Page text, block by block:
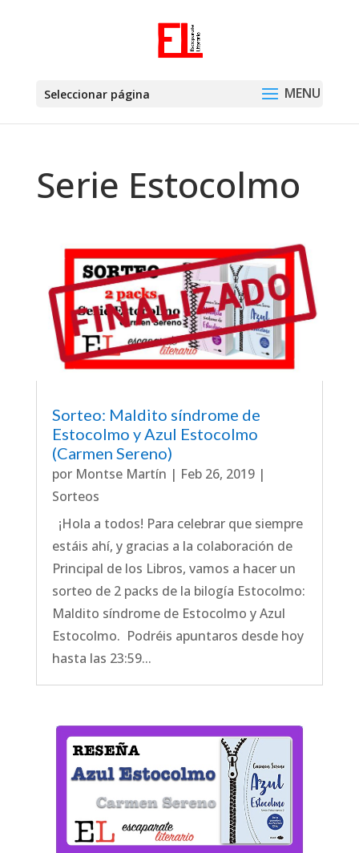
Seleccionar página
Serie Estocolmo
Sorteo: Maldito síndrome de
Estocolmo y Azul Estocolmo
(Carmen Sereno)
por Montse Martín | Feb 26, 2019|
Sorteos
¡Hola a todos! Para celebrar que siempre
estáis ahí, y gracias a la colaboración de
Principal de los Libros, vamos a hacer un
sorteo de 2 packs de la bilogía Estocolmo:
Maldito síndrome de Estocolmo y Azul
Estocolmo. Podréis apuntaros desde hoy
hasta las 23:59...